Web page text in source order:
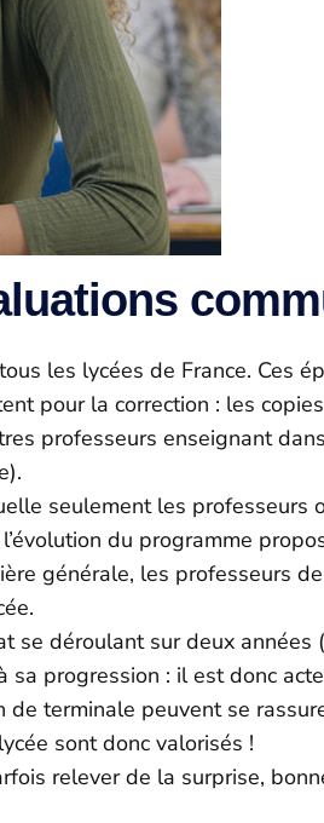
les lycées de France. Ces
pour la correction : les
professeurs enseignant
seulement les professeurs
du programme
générale, les professeurs
se déroulant sur deux
sa progression : il est donc
terminale peuvent se
sont donc valorisés !
relever de la surprise,